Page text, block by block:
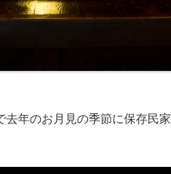
年のお月見の季節に保存民